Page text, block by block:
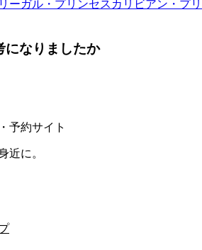
リーガル・プリンセス カリビアン・プリ
になりましたか
予約サイト
近に。